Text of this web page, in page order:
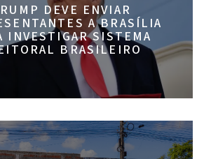
DEVE ENVIAR
A BRASÍLIA
INVESTIGAR SISTEMA
BRASILEIRO